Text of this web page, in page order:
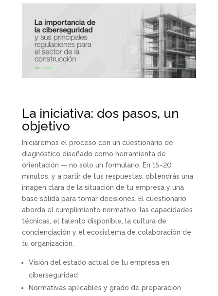
La iniciativa: dos pasos, un
objetivo
Iniciaremos el proceso con un cuestionario de
diagnóstico diseñado como herramienta de
orientación — no solo un formulario. En 15–20
minutos, y a partir de tus respuestas, obtendrás una
imagen clara de la situación de tu empresa y una
base sólida para tomar decisiones. El cuestionario
aborda el cumplimiento normativo, las capacidades
técnicas, el talento disponible, la cultura de
concienciación y el ecosistema de colaboración de
tu organización.
Visión del estado actual de tu empresa en
ciberseguridad
Normativas aplicables y grado de preparación